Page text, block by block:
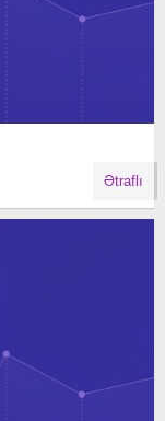
Ətraflı